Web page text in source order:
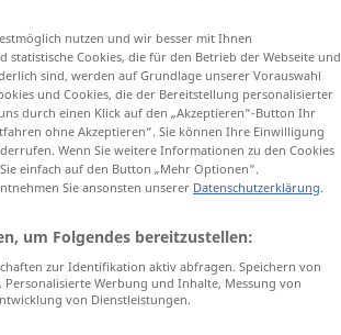
FIG
nutzen und wir besser mit Ihnen
Cookies, die für den Betrieb der Webseite und
sind, werden auf Grundlage unserer Vorauswahl
und Cookies, die der Bereitstellung personalisierter
durch einen Klick auf den „Akzeptieren“-Button Ihr
ohne Akzeptieren“. Sie können Ihre Einwilligung
Wenn Sie weitere Informationen zu den Cookies
einfach auf den Button „Mehr Optionen“.
Sie ansonsten unserer Datenschutzerklärung.
um Folgendes bereitzustellen:
zur Identifikation aktiv abfragen. Speichern von
Werbung und Inhalte, Messung von
von Dienstleistungen.